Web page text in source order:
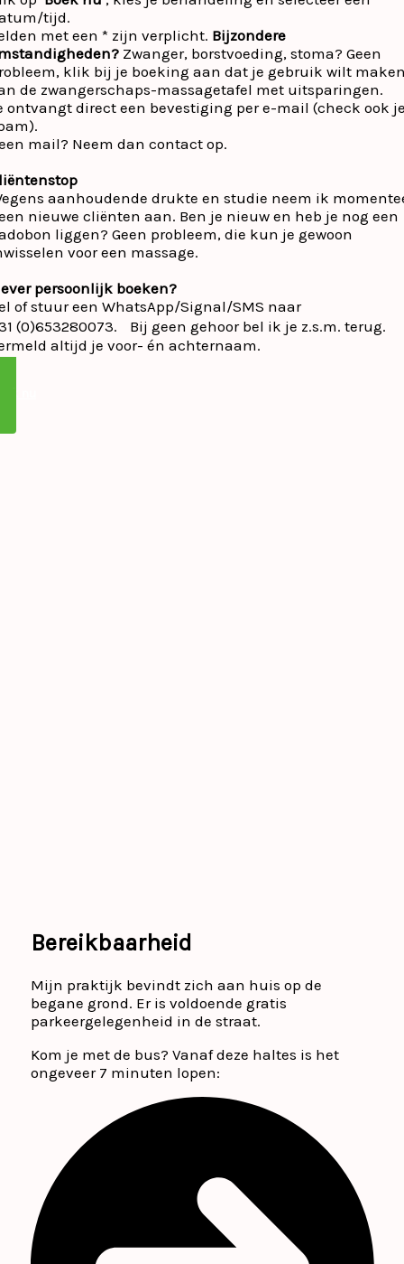
tijd.
met een * zijn verplicht. Bijzondere
Zwanger, borstvoeding, stoma? Geen
klik bij je boeking aan dat je gebruik wilt
de zwangerschaps-massagetafel met uitsparingen.
ontvangt direct een bevestiging per e-mail (check ook
mail? Neem dan contact op.
aanhoudende drukte en studie neem ik
nieuwe cliënten aan. Ben je nieuw en heb je nog een
liggen? Geen probleem, die kun je gewoon
voor een massage.
persoonlijk boeken?
of stuur een WhatsApp/Signal/SMS naar
(0)653280073. Bij geen gehoor bel ik je z.s.m. terug.
altijd je voor- én achternaam.
Bereikbaarheid
Mijn praktijk bevindt zich aan huis op de
begane grond. Er is voldoende gratis
parkeergelegenheid in de straat.
Kom je met de bus? Vanaf deze haltes is het
ongeveer 7 minuten lopen: